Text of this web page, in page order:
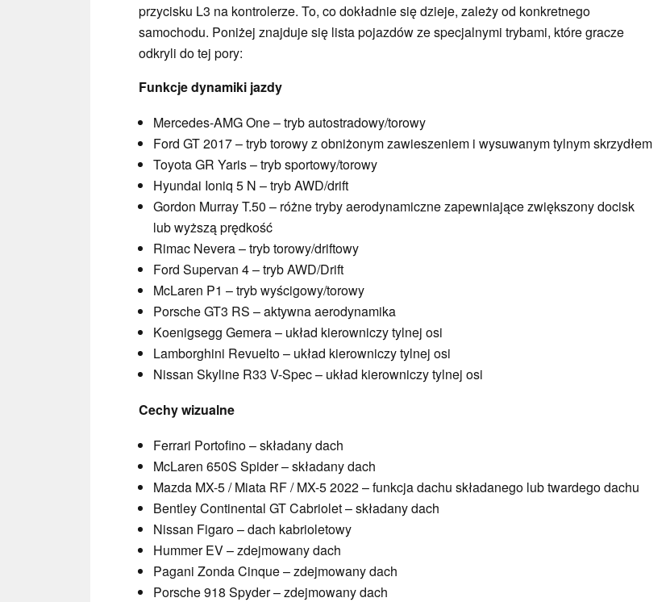
przycisku L3 na kontrolerze. To, co dokładnie się dzieje, zależy od konkretnego
samochodu. Poniżej znajduje się lista pojazdów ze specjalnymi trybami, które gracze
odkryli do tej pory:
Funkcje dynamiki jazdy
Mercedes-AMG One – tryb autostradowy/torowy
Ford GT 2017 – tryb torowy z obniżonym zawieszeniem i wysuwanym tylnym skrzydłem
Toyota GR Yaris – tryb sportowy/torowy
Hyundai Ioniq 5 N – tryb AWD/drift
Gordon Murray T.50 – różne tryby aerodynamiczne zapewniające zwiększony docisk
lub wyższą prędkość
Rimac Nevera – tryb torowy/driftowy
Ford Supervan 4 – tryb AWD/Drift
McLaren P1 – tryb wyścigowy/torowy
Porsche GT3 RS – aktywna aerodynamika
Koenigsegg Gemera – układ kierowniczy tylnej osi
Lamborghini Revuelto – układ kierowniczy tylnej osi
Nissan Skyline R33 V-Spec – układ kierowniczy tylnej osi
Cechy wizualne
Ferrari Portofino – składany dach
McLaren 650S Spider – składany dach
Mazda MX-5 / Miata RF / MX-5 2022 – funkcja dachu składanego lub twardego dachu
Bentley Continental GT Cabriolet – składany dach
Nissan Figaro – dach kabrioletowy
Hummer EV – zdejmowany dach
Pagani Zonda Cinque – zdejmowany dach
Porsche 918 Spyder – zdejmowany dach